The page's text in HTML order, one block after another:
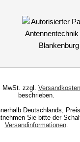
MwSt. zzgl. Versandkosten
beschrieben.
Deutschlands,
Sie bitte der
Versandinformationen.